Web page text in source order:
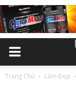
Trang Chủ Làm Đẹp